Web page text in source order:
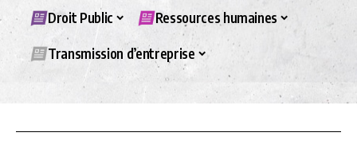
Droit Public Ressources humaines
Transmission d’entreprise